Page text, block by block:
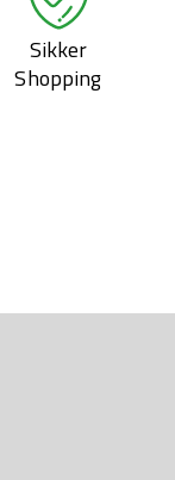
Sikker
Shopping